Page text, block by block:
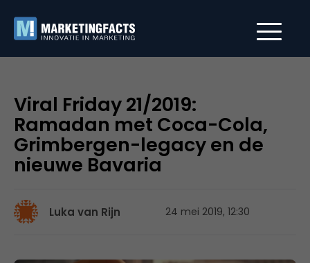
Viral Friday 21/2019:
Ramadan met Coca-Cola,
Grimbergen-legacy en de
nieuwe Bavaria
Luka van Rijn 24 mei 2019, 12:30